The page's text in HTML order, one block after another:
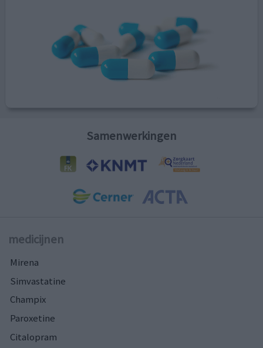
Samenwerkingen
medicijnen
Mirena
Simvastatine
Champix
Paroxetine
Citalopram